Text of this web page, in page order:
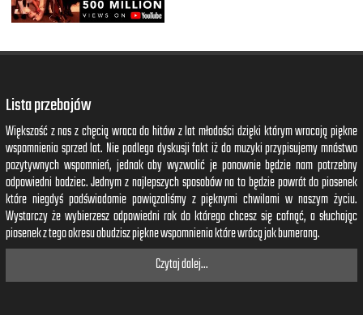
Lista przebojów
Większość z nas z chęcią wraca do hitów z lat młodości dzięki którym wracają piękne
wspomnienia sprzed lat. Nie podlega dyskusji fakt iż do muzyki przypisujemy mnóstwo
pozytywnych wspomnień, jednak aby wyzwolić je ponownie będzie nam potrzebny
odpowiedni bodziec. Jednym z najlepszych sposobów na to będzie powrót do piosenek
które niegdyś podświadomie powiązaliśmy z pięknymi chwilami w naszym życiu.
Wystarczy że wybierzesz odpowiedni rok do którego chcesz się cofnąć, a słuchając
piosenek z tego okresu obudzisz piękne wspomnienia które wrócą jak bumerang.
Czytaj dalej...